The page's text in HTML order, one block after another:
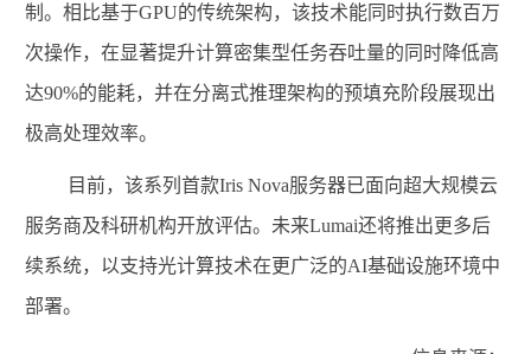
制。相比基于GPU的传统架构，该技术能同时执行数百万
次操作，在显著提升计算密集型任务吞吐量的同时降低高
达90%的能耗，并在分离式推理架构的预填充阶段展现出
极高处理效率。
目前，该系列首款Iris Nova服务器已面向超大规模云
服务商及科研机构开放评估。未来Lumai还将推出更多后
续系统，以支持光计算技术在更广泛的AI基础设施环境中
部署。